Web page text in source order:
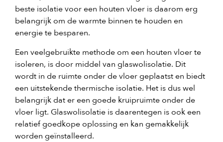
beste isolatie voor een houten vloer is daarom erg
belangrijk om de warmte binnen te houden en
energie te besparen.
Een veelgebruikte methode om een houten vloer te
isoleren, is door middel van glaswolisolatie. Dit
wordt in de ruimte onder de vloer geplaatst en biedt
een uitstekende thermische isolatie. Het is dus wel
belangrijk dat er een goede kruipruimte onder de
vloer ligt. Glaswolisolatie is daarentegen is ook een
relatief goedkope oplossing en kan gemakkelijk
worden geïnstalleerd.